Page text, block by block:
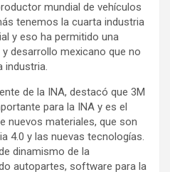
mundial de vehículos
tenemos la cuarta industria
y eso ha permitido una
desarrollo mexicano que no
industria.
de la INA, destacó que 3M
para la INA y es el
nuevos materiales, que son
4.0 y las nuevas tecnologías.
dinamismo de la
autopartes, software para la